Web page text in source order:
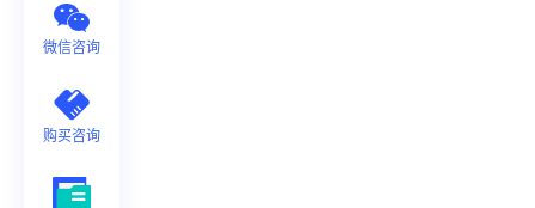
微信咨询
购买咨询